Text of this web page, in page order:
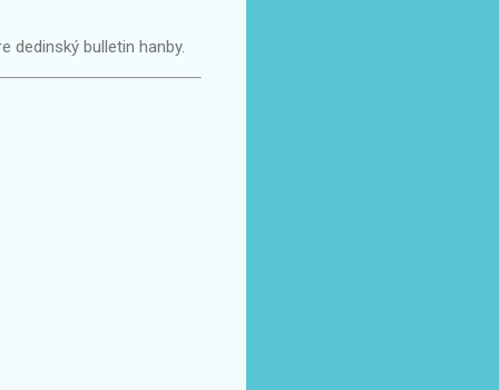
dedinský bulletin hanby.